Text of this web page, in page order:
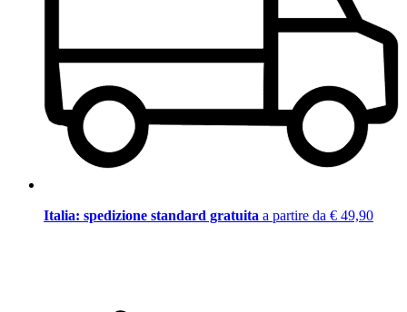
Italia: spedizione standard gratuita a partire da € 49,90